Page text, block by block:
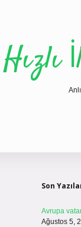
Hızlı
Son
Avrupa
Ağustos 5,